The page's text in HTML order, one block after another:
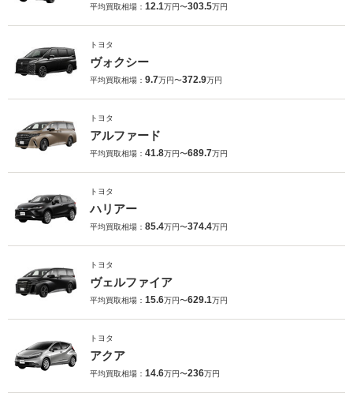
平均買取相場： 12.1万円〜303.5万円
トヨタ
ヴォクシー
平均買取相場： 9.7万円〜372.9万円
トヨタ
アルファード
平均買取相場： 41.8万円〜689.7万円
トヨタ
ハリアー
平均買取相場： 85.4万円〜374.4万円
トヨタ
ヴェルファイア
平均買取相場： 15.6万円〜629.1万円
トヨタ
アクア
平均買取相場： 14.6万円〜236万円